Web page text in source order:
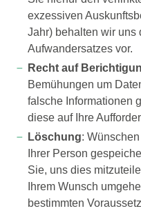
exzessiven
Jahr) behalten wir uns
Aufwandersatzes vor.
Recht auf
Bemühungen um
falsche Informationen
diese auf Ihre
Löschung:
Ihrer Person
Sie, uns dies
Ihrem Wunsch
bestimmten